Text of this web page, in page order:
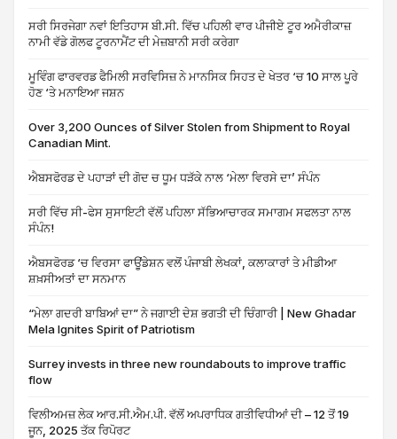
ਸਰੀ ਸਿਰਜੇਗਾ ਨਵਾਂ ਇਤਿਹਾਸ ਬੀ.ਸੀ. ਵਿੱਚ ਪਹਿਲੀ ਵਾਰ ਪੀਜੀਏ ਟੂਰ ਅਮੈਰੀਕਾਜ਼
ਨਾਮੀ ਵੱਡੇ ਗੋਲਫ ਟੂਰਨਾਮੈਂਟ ਦੀ ਮੇਜ਼ਬਾਨੀ ਸਰੀ ਕਰੇਗਾ
ਮੂਵਿੰਗ ਫਾਰਵਰਡ ਫੈਮਿਲੀ ਸਰਵਿਸਿਜ਼ ਨੇ ਮਾਨਸਿਕ ਸਿਹਤ ਦੇ ਖੇਤਰ ‘ਚ 10 ਸਾਲ ਪੂਰੇ
ਹੋਣ ‘ਤੇ ਮਨਾਇਆ ਜਸ਼ਨ
Over 3,200 Ounces of Silver Stolen from Shipment to Royal
Canadian Mint.
ਐਬਸਫੋਰਡ ਦੇ ਪਹਾੜਾਂ ਦੀ ਗੋਦ ਚ ਧੂਮ ਧੜੱਕੇ ਨਾਲ ‘ਮੇਲਾ ਵਿਰਸੇ ਦਾ’ ਸੰਪੰਨ
ਸਰੀ ਵਿੱਚ ਸੀ-ਫੇਸ ਸੁਸਾਇਟੀ ਵੱਲੋਂ ਪਹਿਲਾ ਸੱਭਿਆਚਾਰਕ ਸਮਾਗਮ ਸਫਲਤਾ ਨਾਲ
ਸੰਪੰਨ!
ਐਬਸਫੋਰਡ ‘ਚ ਵਿਰਸਾ ਫਾਊਂਡੇਸ਼ਨ ਵਲੋਂ ਪੰਜਾਬੀ ਲੇਖਕਾਂ, ਕਲਾਕਾਰਾਂ ਤੇ ਮੀਡੀਆ
ਸ਼ਖ਼ਸੀਅਤਾਂ ਦਾ ਸਨਮਾਨ
“ਮੇਲਾ ਗਦਰੀ ਬਾਬਿਆਂ ਦਾ” ਨੇ ਜਗਾਈ ਦੇਸ਼ ਭਗਤੀ ਦੀ ਚਿੰਗਾਰੀ | New Ghadar
Mela Ignites Spirit of Patriotism
Surrey invests in three new roundabouts to improve traffic
flow
ਵਿਲੀਅਮਜ਼ ਲੇਕ ਆਰ.ਸੀ.ਐਮ.ਪੀ. ਵੱਲੋਂ ਅਪਰਾਧਿਕ ਗਤੀਵਿਧੀਆਂ ਦੀ – 12 ਤੋਂ 19
ਜੂਨ, 2025 ਤੱਕ ਰਿਪੋਰਟ